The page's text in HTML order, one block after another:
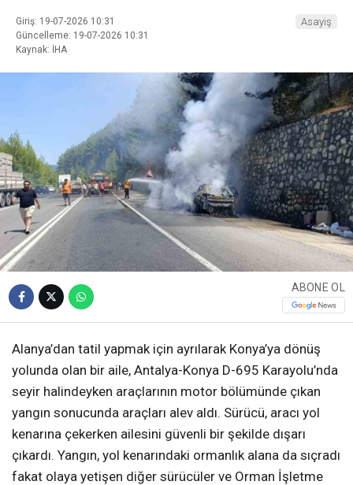
Giriş: 19-07-2026 10:31
Güncelleme: 19-07-2026 10:31
Kaynak: İHA
Asayiş
ABONE OL
Alanya’dan tatil yapmak için ayrılarak Konya’ya dönüş
yolunda olan bir aile, Antalya-Konya D-695 Karayolu’nda
seyir halindeyken araçlarının motor bölümünde çıkan
yangın sonucunda araçları alev aldı. Sürücü, aracı yol
kenarına çekerken ailesini güvenli bir şekilde dışarı
çıkardı. Yangın, yol kenarındaki ormanlık alana da sıçradı
fakat olaya yetişen diğer sürücüler ve Orman İşletme